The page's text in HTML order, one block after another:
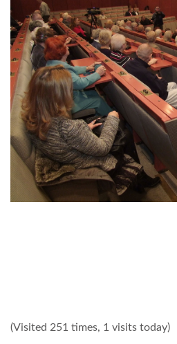
(Visited 251 times, 1 visits today)